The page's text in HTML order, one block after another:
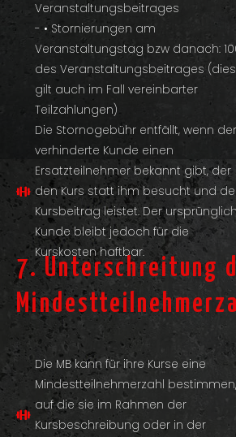
Veranstaltungsbeitrages
- • Stornierungen am
Veranstaltungstag bzw danach:
des Veranstaltungsbeitrages (dies
gilt auch im Fall vereinbarter
Teilzahlungen)
Die Stornogebühr entfällt, wenn der
verhinderte Kunde einen
Ersatzteilnehmer bekannt gibt, der
den Kurs statt ihm besucht und
Kursbeitrag leistet. Der
Kunde bleibt jedoch für die
Kurskosten haftbar.
7. Unterschreitung
Die MB kann für ihre Kurse eine
Mindestteilnehmerzahl bestimmen,
auf die sie im Rahmen der
Kursbeschreibung oder in der